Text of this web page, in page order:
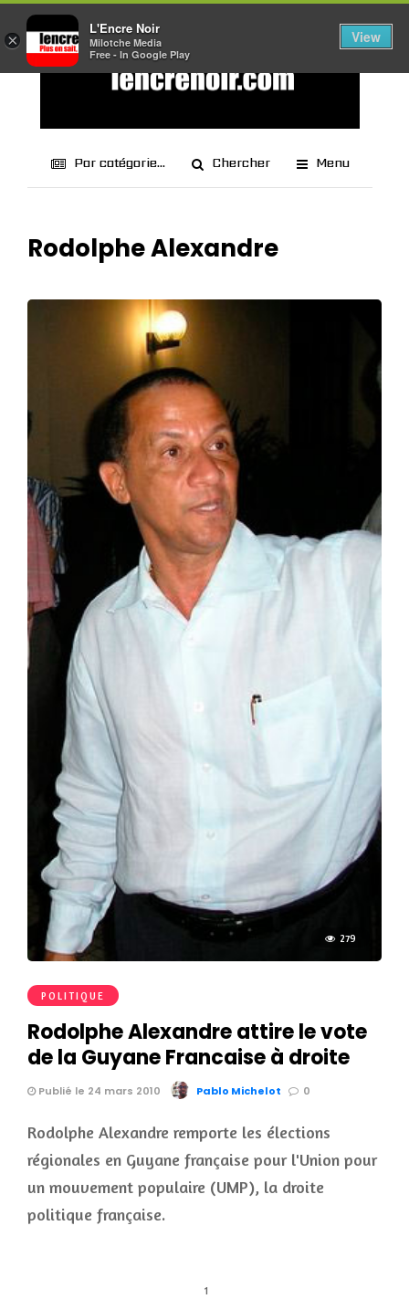
Par catégorie... Chercher Menu
Rodolphe Alexandre
279
POLITIQUE
Rodolphe Alexandre attire le vote
de la Guyane Francaise à droite
Publié le 24 mars 2010 Pablo Michelot 0
Rodolphe Alexandre remporte les élections
régionales en Guyane française pour l'Union pour
un mouvement populaire (UMP), la droite
politique française.
1
×
L'Encre Noir
Milotche Media
Free - In Google Play
View